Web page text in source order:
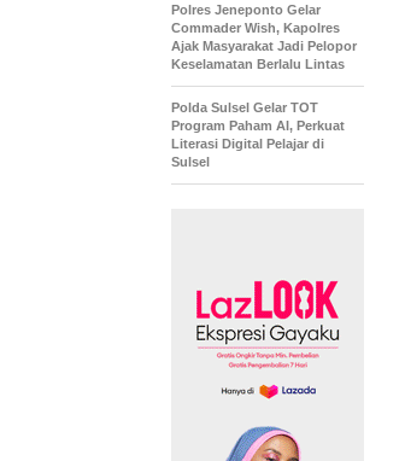
Polres Jeneponto Gelar
Commader Wish, Kapolres
Ajak Masyarakat Jadi Pelopor
Keselamatan Berlalu Lintas
Polda Sulsel Gelar TOT
Program Paham AI, Perkuat
Literasi Digital Pelajar di
Sulsel